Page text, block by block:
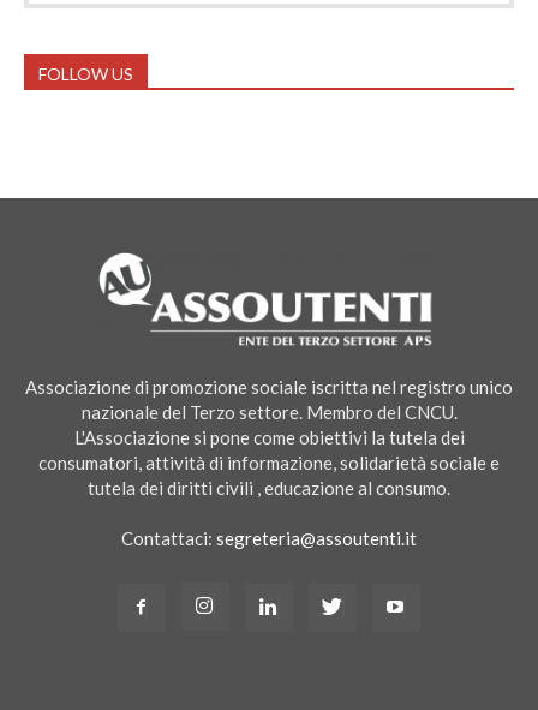
FOLLOW US
Associazione di promozione sociale iscritta nel registro unico
nazionale del Terzo settore. Membro del CNCU.
L'Associazione si pone come obiettivi la tutela dei
consumatori, attività di informazione, solidarietà sociale e
tutela dei diritti civili , educazione al consumo.
Contattaci: segreteria@assoutenti.it